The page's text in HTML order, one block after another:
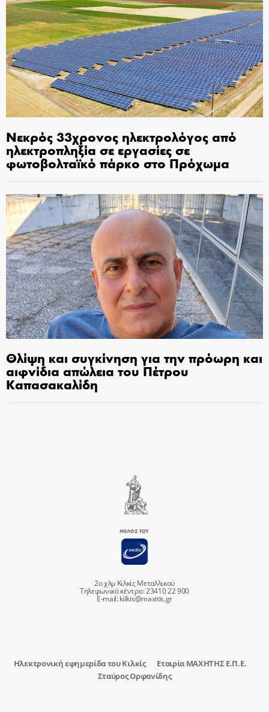
Νεκρός 33χρονος ηλεκτρολόγος από
ηλεκτροπληξία σε εργασίες σε
φωτοβολταϊκό πάρκο στο Πρόχωμα
Θλίψη και συγκίνηση για την πρόωρη και
αιφνίδια απώλεια του Πέτρου
Καπασακαλίδη
2ο χλμ Κιλκίς Μεταλλικού
Τηλεφωνικό κέντρο: 23410 22 900
E-mail:kilkis@maxitis.gr
Ηλεκτρονική εφημερίδα του Κιλκίς
Εταιρία ΜΑΧΗΤΗΣ Ε.Π.Ε.
Σταύρος Ορφανίδης